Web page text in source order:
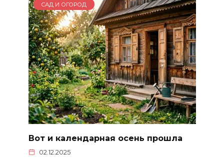
САД И ОГОРОД
Вот и календарная осень прошла
02.12.2025